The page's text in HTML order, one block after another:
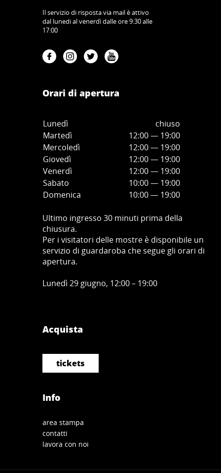
Il servizio di risposta via mail è attivo
dal lunedi al venerdì dalle ore 9:30 alle
17:00
Orari di apertura
Lunedì
chiuso
Martedì
12:00 — 19:00
Mercoledì
12:00— 19:00
Giovedì
12:00— 19:00
Venerdì
12:00— 19:00
Sabato
10:00— 19:00
Domenica
10:00— 19:00
Ultimo ingresso 30 minuti prima della
chiusura.
Per i visitatori delle mostre è disponibile un
servizio di guardaroba che segue gli orari di
apertura.
Lunedì 29 giugno, 12:00 – 19:00
Acquista
tickets
Info
area stampa
contatti
lavora con noi